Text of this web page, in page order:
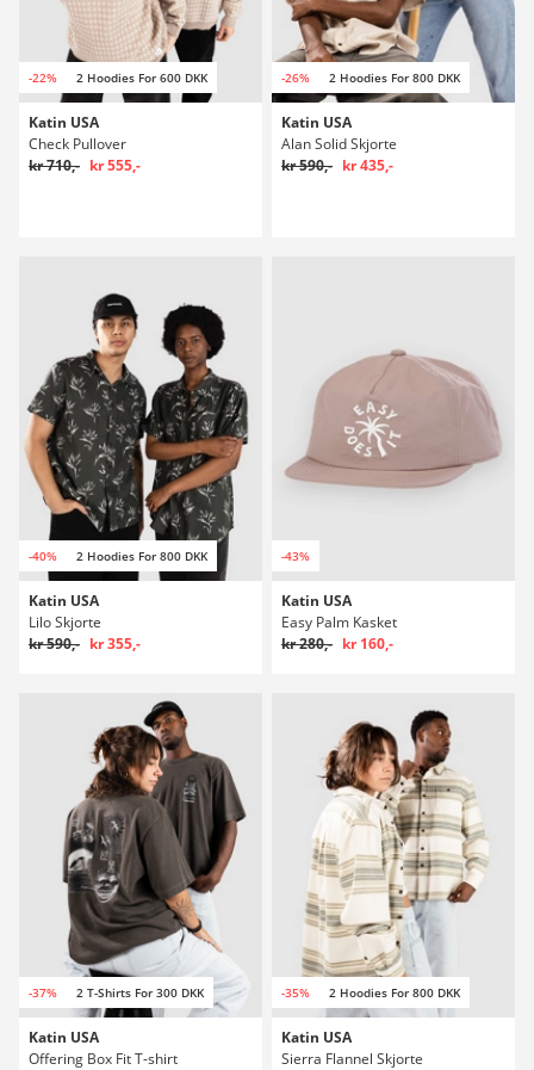
-22% 2 Hoodies For 600 DKK
Katin USA
Check Pullover
kr 710,- kr 555,-
-26% 2 Hoodies For 800 DKK
Katin USA
Alan Solid Skjorte
kr 590,- kr 435,-
-40% 2 Hoodies For 800 DKK
Katin USA
Lilo Skjorte
kr 590,- kr 355,-
-43%
Katin USA
Easy Palm Kasket
kr 280,- kr 160,-
-37% 2 T-Shirts For 300 DKK
Katin USA
Offering Box Fit T-shirt
-35% 2 Hoodies For 800 DKK
Katin USA
Sierra Flannel Skjorte